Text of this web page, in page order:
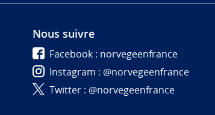
Nous suivre
Facebook : norvegeenfrance
Instagram : @norvegeenfrance
Twitter : @norvegeenfrance